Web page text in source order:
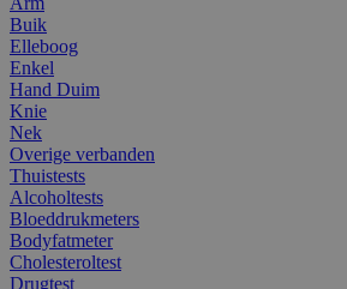
Buik
Elleboog
Enkel
Hand Duim
Knie
Nek
Overige verbanden
Thuistests
Alcoholtests
Bloeddrukmeters
Bodyfatmeter
Cholesteroltest
Drugtest